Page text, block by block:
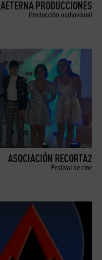
AETERNA PRODUCCIONES
Producción audiovisual
ASOCIACIÓN RECORTA2
Festival de cine